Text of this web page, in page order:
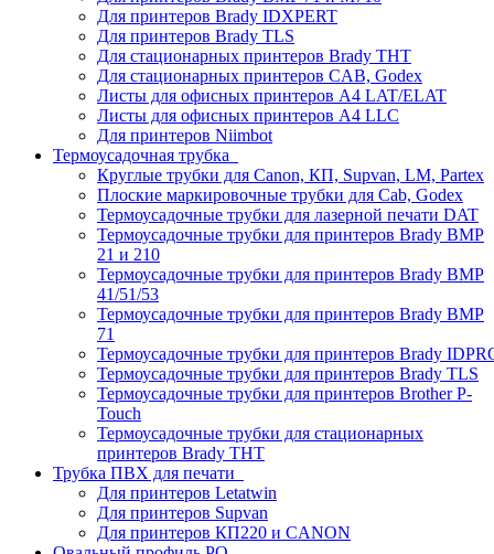
Для принтеров Brady IDXPERT
Для принтеров Brady TLS
Для стационарных принтеров Brady THT
Для стационарных принтеров CAB, Godex
Листы для офисных принтеров А4 LAT/ELAT
Листы для офисных принтеров А4 LLC
Для принтеров Niimbot
Термоусадочная трубка
Круглые трубки для Canon, КП, Supvan, LM, Partex
Плоские маркировочные трубки для Cab, Godex
Термоусадочные трубки для лазерной печати DAT
Термоусадочные трубки для принтеров Brady BMP
21 и 210
Термоусадочные трубки для принтеров Brady BMP
41/51/53
Термоусадочные трубки для принтеров Brady BMP
71
Термоусадочные трубки для принтеров Brady
Термоусадочные трубки для принтеров Brady TLS
Термоусадочные трубки для принтеров Brother P-
Touch
Термоусадочные трубки для стационарных
принтеров Brady THT
Трубка ПВХ для печати
Для принтеров Letatwin
Для принтеров Supvan
Для принтеров КП220 и CANON